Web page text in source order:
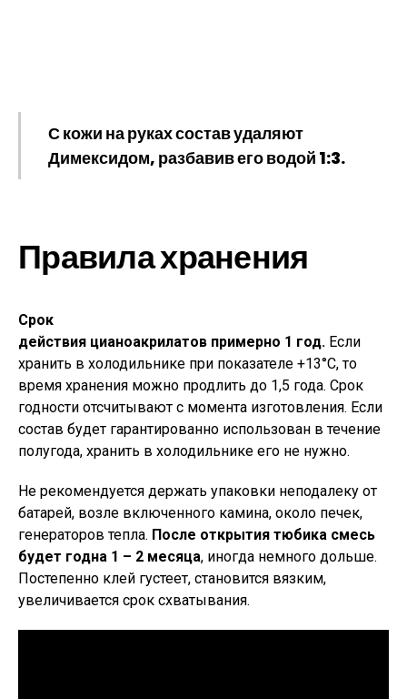
С кожи на руках состав удаляют
Димексидом, разбавив его водой 1:3.
Правила хранения
Срок
действия цианоакрилатов примерно 1 год. Если
хранить в холодильнике при показателе +13°С, то
время хранения можно продлить до 1,5 года. Срок
годности отсчитывают с момента изготовления. Если
состав будет гарантированно использован в течение
полугода, хранить в холодильнике его не нужно.
Не рекомендуется держать упаковки неподалеку от
батарей, возле включенного камина, около печек,
генераторов тепла. После открытия тюбика смесь
будет годна 1 – 2 месяца, иногда немного дольше.
Постепенно клей густеет, становится вязким,
увеличивается срок схватывания.